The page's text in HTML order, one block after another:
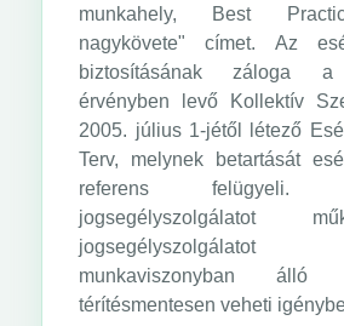
munkahely, Best
nagykövete" címet. Az
biztosításának záloga a
érvényben levő Kollektív
2005. július 1-jétől létező
Terv, melynek betartását
referens felügyeli.
jogsegélyszolgálatot
jogsegélyszolgálatot
munkaviszonyban álló
térítésmentesen veheti